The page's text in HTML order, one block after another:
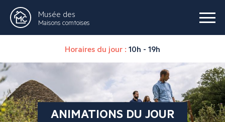
Musée des
Maisons comtoises
Horaires du jour : 10h - 19h
ANIMATIONS DU JOUR